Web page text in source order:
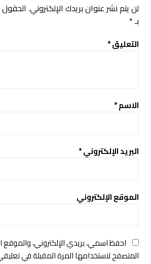
لن يتم نشر عنوان بريدك الإلكتروني. الحقول
بـ*
التعليق*
الاسم*
البريد الإلكتروني*
الموقع الإلكتروني
احفظ اسمي، بريدي الإلكتروني، والموقع
المتصفح لاستخدامها المرة المقبلة في